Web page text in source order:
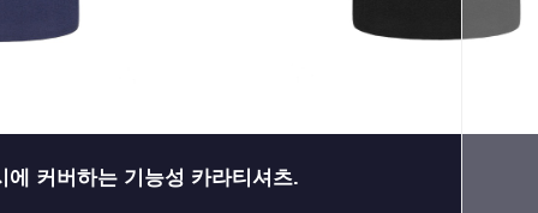
에 커버하는 기능성 카라티셔츠.